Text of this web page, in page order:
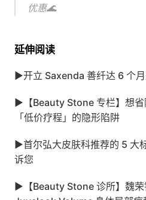
优惠🌊
延伸阅读
▶开立 Saxenda 善纤达 6 个
▶ 【Beauty Stone 专栏】想
「低价疗程」的隐形陷阱
▶首尔弘大皮肤科推荐的 5 大
诉您
▶ 【Beauty Stone 诊所】魏